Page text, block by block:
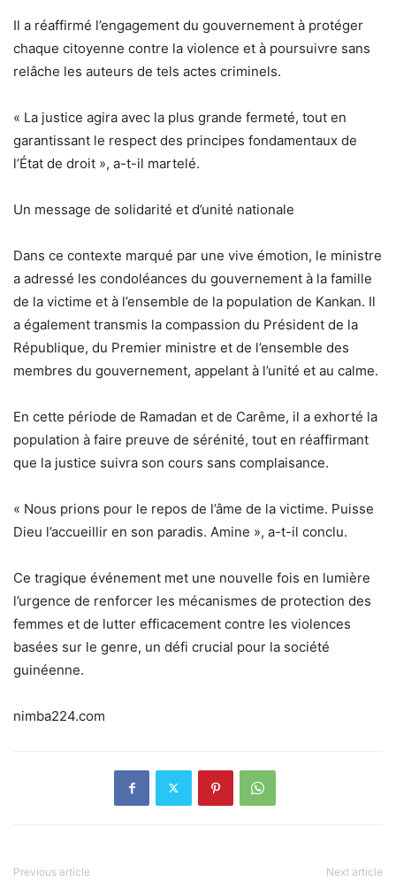
Il a réaffirmé l’engagement du gouvernement à protéger
chaque citoyenne contre la violence et à poursuivre sans
relâche les auteurs de tels actes criminels.
« La justice agira avec la plus grande fermeté, tout en
garantissant le respect des principes fondamentaux de
l’État de droit », a-t-il martelé.
Un message de solidarité et d’unité nationale
Dans ce contexte marqué par une vive émotion, le ministre
a adressé les condoléances du gouvernement à la famille
de la victime et à l’ensemble de la population de Kankan. Il
a également transmis la compassion du Président de la
République, du Premier ministre et de l’ensemble des
membres du gouvernement, appelant à l’unité et au calme.
En cette période de Ramadan et de Carême, il a exhorté la
population à faire preuve de sérénité, tout en réaffirmant
que la justice suivra son cours sans complaisance.
« Nous prions pour le repos de l’âme de la victime. Puisse
Dieu l’accueillir en son paradis. Amine », a-t-il conclu.
Ce tragique événement met une nouvelle fois en lumière
l’urgence de renforcer les mécanismes de protection des
femmes et de lutter efficacement contre les violences
basées sur le genre, un défi crucial pour la société
guinéenne.
nimba224.com
Previous article Next article